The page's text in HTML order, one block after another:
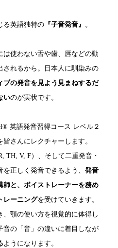
る英語独特の 『子音発音』 。
は使わない舌や歯、唇などの動
されるから。日本人に馴染みの
ブの発音を見よう見まねするだ
いのが実状です。
英語発音習得コース レベル２
さんにレクチャーします。
TH, V, F）、そして二重発音・
を正しく発音できるよう、発音
師と、ボイストレーナーを務め
レーニングを受けていきます。
、顎の使い方を視覚的に体得し
音の「音」の違いに着目しなが
ようになります。